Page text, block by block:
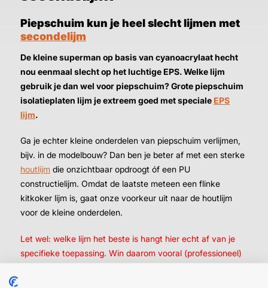
Piepschuim kun je heel slecht lijmen met
secondelijm
De kleine superman op basis van cyanoacrylaat hecht
nou eenmaal slecht op het luchtige EPS. Welke lijm
gebruik je dan wel voor piepschuim? Grote piepschuim
isolatieplaten lijm je extreem goed met specialeEPS
lijm.
Ga je echter kleine onderdelen van piepschuim verlijmen,
bijv. in de modelbouw? Dan ben je beter af met een sterke
houtlijm die onzichtbaar opdroogt óf een PU
constructielijm. Omdat de laatste meteen een flinke
kitkoker lijm is, gaat onze voorkeur uit naar de houtlijm
voor de kleine onderdelen.
Let wel: welke lijm het beste is hangt hier echt af van je
specifieke toepassing. Win daarom vooral (professioneel)